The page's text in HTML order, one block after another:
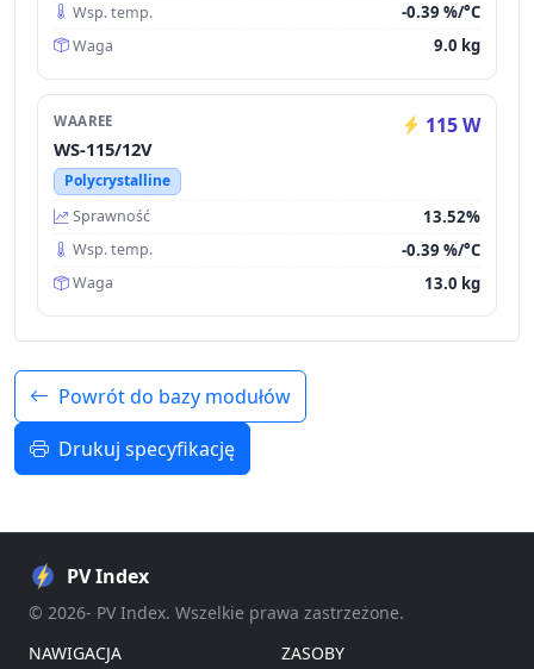
Wsp. temp. -0.39 %/°C
Waga 9.0 kg
WAAREE 115 W
WS-115/12V
Polycrystalline
Sprawność
13.52%
Wsp. temp. -0.39 %/°C
Waga 13.0 kg
Powrót do bazy modułów
Drukuj specyfikację
PV Index
© 2026- PV Index. Wszelkie prawa zastrzeżone.
NAWIGACJA
ZASOBY